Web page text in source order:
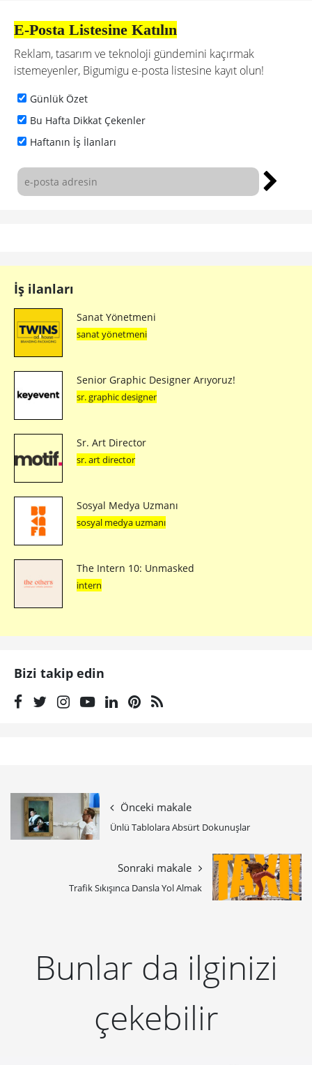
E-Posta Listesine Katılın
Reklam, tasarım ve teknoloji gündemini kaçırmak
istemeyenler, Bigumigu e-posta listesine kayıt olun!
Günlük Özet
Bu Hafta Dikkat Çekenler
Haftanın İş İlanları
İş ilanları
Sanat Yönetmeni
sanat yönetmeni
Senior Graphic Designer Arıyoruz!
sr. graphic designer
Sr. Art Director
sr. art director
Sosyal Medya Uzmanı
sosyal medya uzmanı
The Intern 10: Unmasked
intern
Bizi takip edin
Önceki makale
Ünlü Tablolara Absürt Dokunuşlar
Sonraki makale
Trafik Sıkışınca Dansla Yol Almak
Bunlar da ilginizi
çekebilir